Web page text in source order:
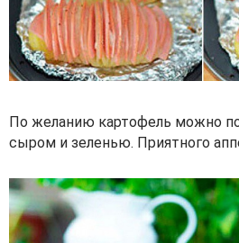
По желанию картофель можно
сыром и зеленью. Приятного